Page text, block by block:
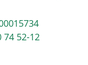
74 52-12